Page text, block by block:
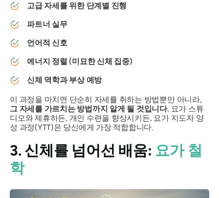
고급 자세를 위한 단계별 진행
파트너 실무
언어적 신호
에너지 정렬 (미묘한 신체 집중)
신체 역학과 부상 예방
이 과정을 마치면 단순히 자세를 취하는 방법뿐만 아니라,
그 자세를 가르치는 방법까지 알게 될 것입니다. 요가 스튜
디오와 제휴하든, 개인 수련을 향상시키든, 요가 지도자 양
성 과정(YTT)은 당신에게 가장 적합합니다.
3. 신체를 넘어선 배움: 요가 철
학